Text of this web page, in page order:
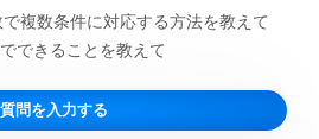
複数条件に対応する方法を教えて
できることを教えて
質問を入力する